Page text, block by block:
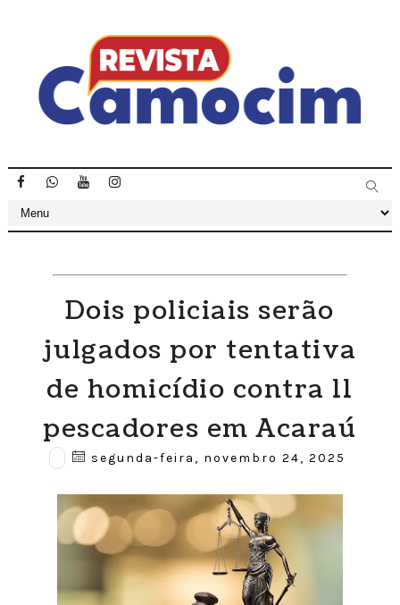
Dois policiais serão
julgados por tentativa
de homicídio contra 11
pescadores em Acaraú
segunda-feira, novembro 24, 2025